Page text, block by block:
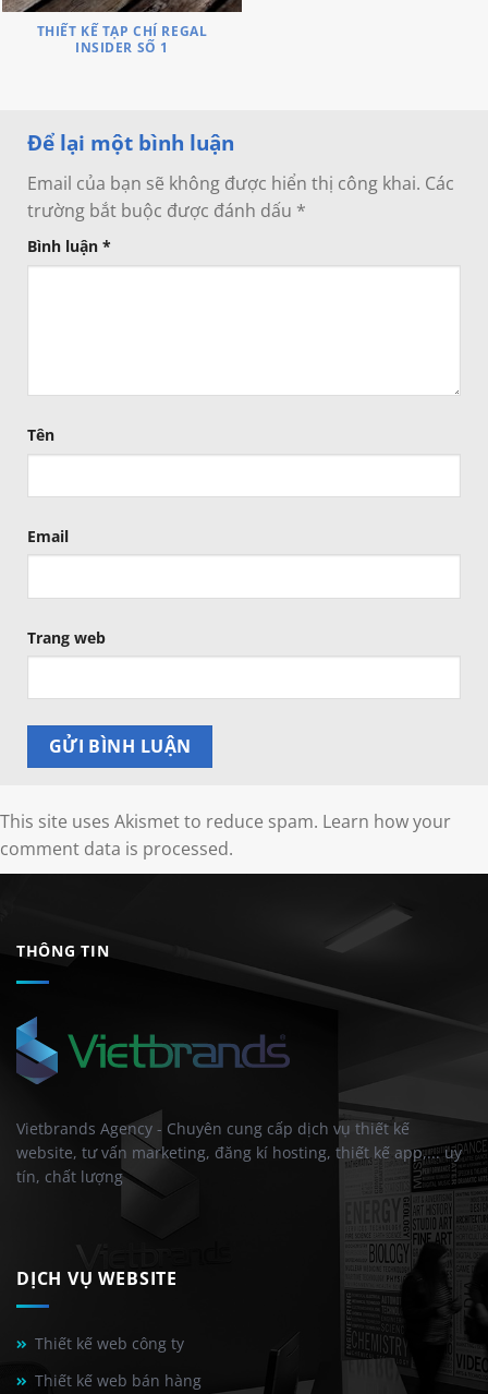
THIẾT KẾ TẠP CHÍ REGAL
INSIDER SỐ 1
Để lại một bình luận
Email của bạn sẽ không được hiển thị công khai. Các
trường bắt buộc được đánh dấu *
Bình luận *
Tên
Email
Trang web
This site uses Akismet to reduce spam. Learn how your
comment data is processed.
THÔNG TIN
Vietbrands Agency - Chuyên cung cấp dịch vụ thiết kế
website, tư vấn marketing, đăng kí hosting, thiết kế app,... uy
tín, chất lượng
DỊCH VỤ WEBSITE
Thiết kế web công ty
Thiết kế web bán hàng